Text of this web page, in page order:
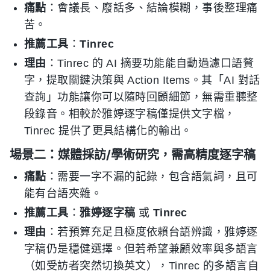
痛點 ：會議長、廢話多、結論模糊，事後整理痛
苦。
推薦工具 ：Tinrec
理由 ：Tinrec 的 AI 摘要功能能自動過濾口語贅
字，提取關鍵決策與 Action Items。其「AI 對話
查詢」功能讓你可以隨時回顧細節，無需重聽整
段錄音。相較於雅婷逐字稿僅提供文字檔，
Tinrec 提供了更具結構化的輸出。
場景二：媒體採訪/學術研究，需高精度逐字稿
痛點 ：需要一字不漏的記錄，包含語氣詞，且可
能有台語夾雜。
推薦工具 ：雅婷逐字稿 或 Tinrec
理由 ：若預算充足且極度依賴台語辨識，雅婷逐
字稿仍是穩健選擇。但若希望兼顧效率與多語言
（如受訪者突然切換英文），Tinrec 的多語言自